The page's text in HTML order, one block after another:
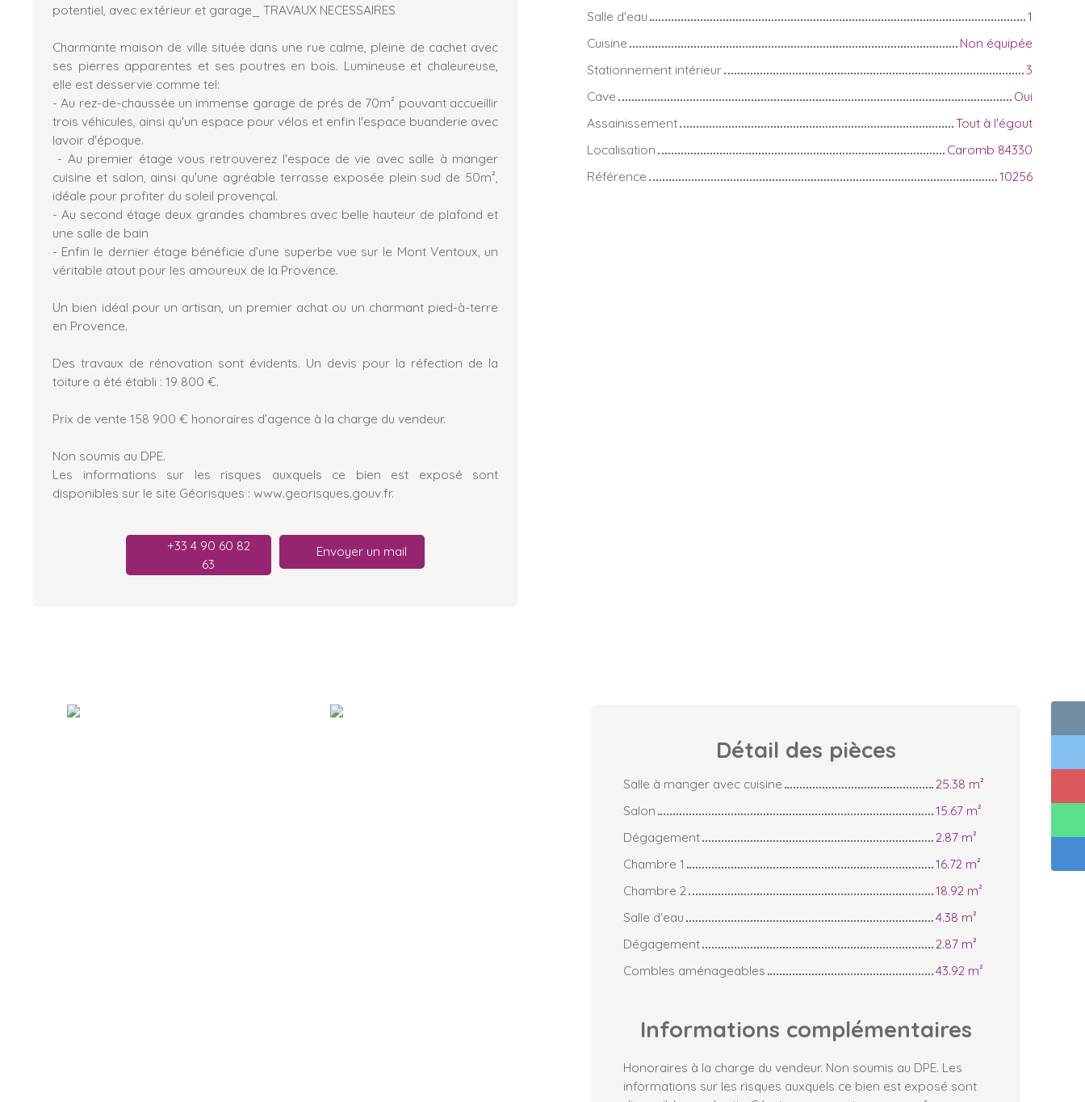
potentiel, avec extérieur et garage_ TRAVAUX NECESSAIRES
Charmante maison de ville située dans une rue calme, pleine de cachet avec
ses pierres apparentes et ses poutres en bois. Lumineuse et chaleureuse,
elle est desservie comme tel:
- Au rez-de-chaussée un immense garage de prés de 70m² pouvant accueillir
trois véhicules, ainsi qu'un espace pour vélos et enfin l'espace buanderie avec
lavoir d'époque.
- Au premier étage vous retrouverez l'espace de vie avec salle à manger
cuisine et salon, ainsi qu’une agréable terrasse exposée plein sud de 50m²,
idéale pour profiter du soleil provençal.
- Au second étage deux grandes chambres avec belle hauteur de plafond et
une salle de bain
- Enfin le dernier étage bénéficie d’une superbe vue sur le Mont Ventoux, un
véritable atout pour les amoureux de la Provence.
Un bien idéal pour un artisan, un premier achat ou un charmant pied-à-terre
en Provence.
Des travaux de rénovation sont évidents. Un devis pour la réfection de la
toiture a été établi : 19 800 €.
Prix de vente 158 900 € honoraires d’agence à la charge du vendeur.
Non soumis au DPE.
Les informations sur les risques auxquels ce bien est exposé sont
disponibles sur le site Géorisques : www.georisques.gouv.fr.
+33 4 90 60 82
63
Envoyer un mail
Salle d'eau
1
Cuisine
Non équipée
Stationnement intérieur
3
Cave
Oui
Assainissement
Tout à l'égout
Localisation
Caromb 84330
Référence
10256
Détail des pièces
Salle à manger avec cuisine
25.38 m²
Salon
15.67 m²
Dégagement
2.87 m²
Chambre 1
16.72 m²
Chambre 2
18.92 m²
Salle d'eau
4.38 m²
Dégagement
2.87 m²
Combles aménageables
43.92 m²
Informations complémentaires
Honoraires à la charge du vendeur. Non soumis au DPE. Les
informations sur les risques auxquels ce bien est exposé sont